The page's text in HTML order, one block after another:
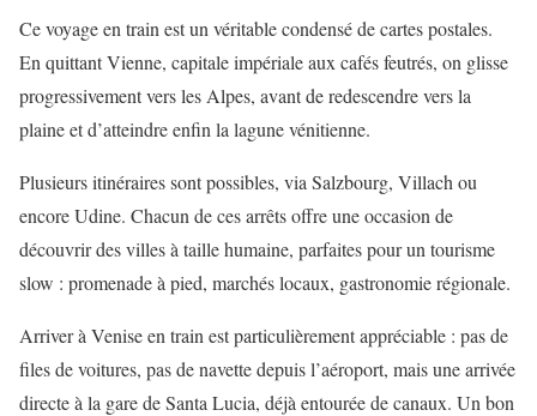
Ce voyage en train est un véritable condensé de cartes postales.
En quittant Vienne, capitale impériale aux cafés feutrés, on glisse
progressivement vers les Alpes, avant de redescendre vers la
plaine et d’atteindre enfin la lagune vénitienne.
Plusieurs itinéraires sont possibles, via Salzbourg, Villach ou
encore Udine. Chacun de ces arrêts offre une occasion de
découvrir des villes à taille humaine, parfaites pour un tourisme
slow : promenade à pied, marchés locaux, gastronomie régionale.
Arriver à Venise en train est particulièrement appréciable : pas de
files de voitures, pas de navette depuis l’aéroport, mais une arrivée
directe à la gare de Santa Lucia, déjà entourée de canaux. Un bon